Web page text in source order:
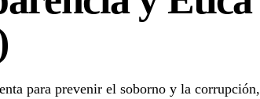
para prevenir el soborno y la corrupción,